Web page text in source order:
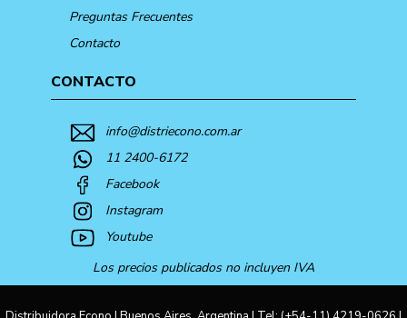
Preguntas Frecuentes
Contacto
CONTACTO
info@distriecono.com.ar
11 2400-6172
Facebook
Instagram
Youtube
Los precios publicados no incluyen IVA